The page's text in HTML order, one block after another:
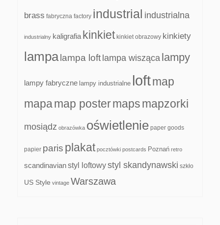
brass fabryczna factory industrial industrialna
industrialny kaligrafia kinkiet kinkiet obrazowy kinkiety
lampa lampa loft lampa wisząca lampy
lampy fabryczne lampy industrialne loftmap
mapamap postermapsmapzorki
mosiądz obrazówka oświetlenie paper goods
papier paris plakat pocztówki postcards Poznań retro
scandinavianstyl loftowystyl skandynawski szkło
US Style vintage Warszawa